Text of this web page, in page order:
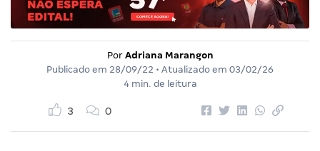
Por Adriana Marangon
Publicado em 28/09/22 • Atualizado em 03/02/26
4 min. de leitura
3 0